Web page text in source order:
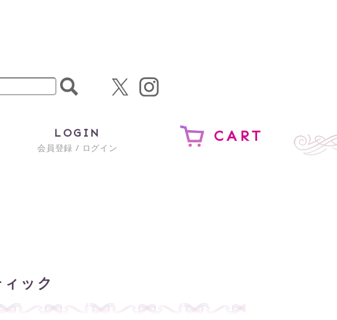
LOGIN
会員登録 / ログイン
CART
ック